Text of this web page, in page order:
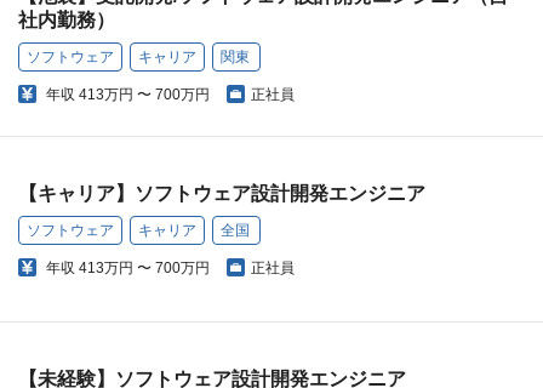
社内勤務）
ソフトウェア キャリア 関東
年収 413万円 〜 700万円 正社員
【キャリア】ソフトウェア設計開発エンジニア
ソフトウェア キャリア 全国
年収 413万円 〜 700万円 正社員
【未経験】ソフトウェア設計開発エンジニア